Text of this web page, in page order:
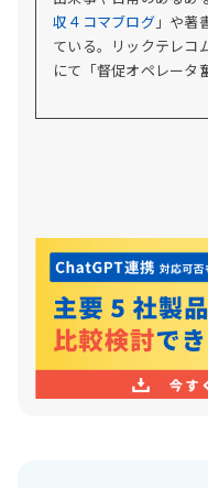
収４コマブログ」や著
ている。
リックテレコ
にて「督促オペレータ